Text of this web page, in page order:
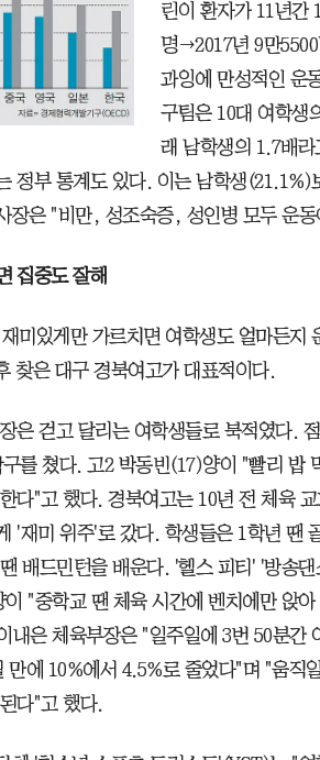
린이 환자가 11년간
명→2017년 9만
과잉에 만성적인 운
구팀은 10대 여학생
래 남학생의 1.7배
정부 통계도 있다. 이는 남학생(21.1%)
장은 "비만, 성조숙증, 성인병 모두 운
집중도 잘해
미있게만 가르치면 여학생도 얼마든지
찾은 대구 경북여고가 대표적이다.
은 걷고 달리는 여학생들로 북적였다.
를 쳤다. 고2 박동빈(17)양이 "빨리 밥
다"고 했다. 경북여고는 10년 전 체육
'재미 위주'로 갔다. 학생들은 1학년 땐
배드민턴을 배운다. '헬스 피티' '방송
"중학교 땐 체육 시간에 벤치에만 앉
내은 체육부장은 "일주일에 3번 50분간
만에 10%에서 4.5%로 줄었다"며 "움직
다"고 했다.